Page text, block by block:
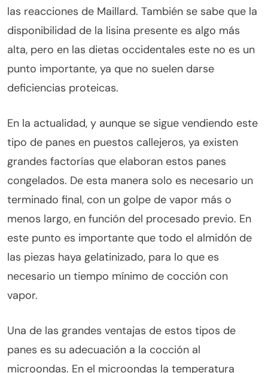
las reacciones de Maillard. También se sabe que la
disponibilidad de la lisina presente es algo más
alta, pero en las dietas occidentales este no es un
punto importante, ya que no suelen darse
deficiencias proteicas.
En la actualidad, y aunque se sigue vendiendo este
tipo de panes en puestos callejeros, ya existen
grandes factorías que elaboran estos panes
congelados. De esta manera solo es necesario un
terminado final, con un golpe de vapor más o
menos largo, en función del procesado previo. En
este punto es importante que todo el almidón de
las piezas haya gelatinizado, para lo que es
necesario un tiempo mínimo de cocción con
vapor.
Una de las grandes ventajas de estos tipos de
panes es su adecuación a la cocción al
microondas. En el microondas la temperatura